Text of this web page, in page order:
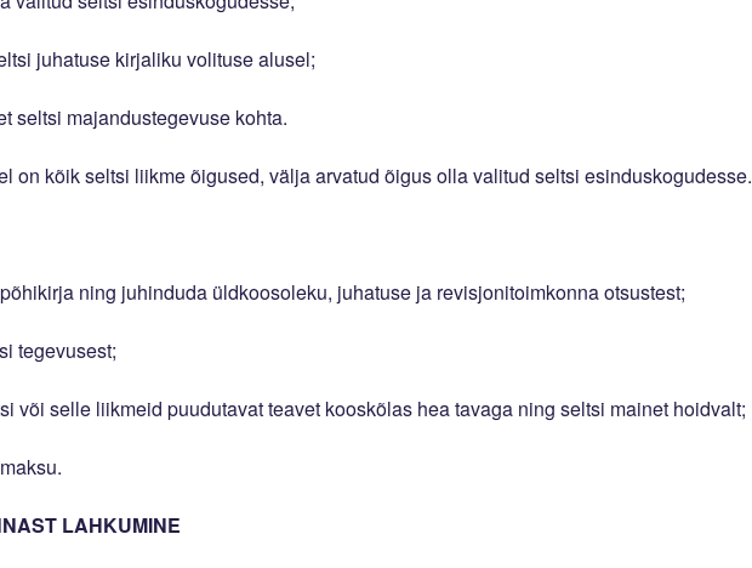
juhatuse kirjaliku volituse alusel;
seltsi majandustegevuse kohta.
on kõik seltsi liikme õigused, välja arvatud õigus olla valitud seltsi esinduskogudesse.
ning juhinduda üldkoosoleku, juhatuse ja revisjonitoimkonna otsustest;
tegevusest;
või selle liikmeid puudutavat teavet kooskõlas hea tavaga ning seltsi mainet hoidvalt;
LAHKUMINE